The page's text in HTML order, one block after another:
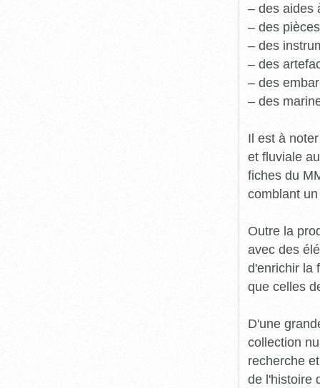
– des aides
– des
– des
– des
– des
– des
Il est à
et fluviale
fiches du
comblant
Outre la
avec des
d'enrichir la
que celles
D'une
collection
recherche
de l'histoire